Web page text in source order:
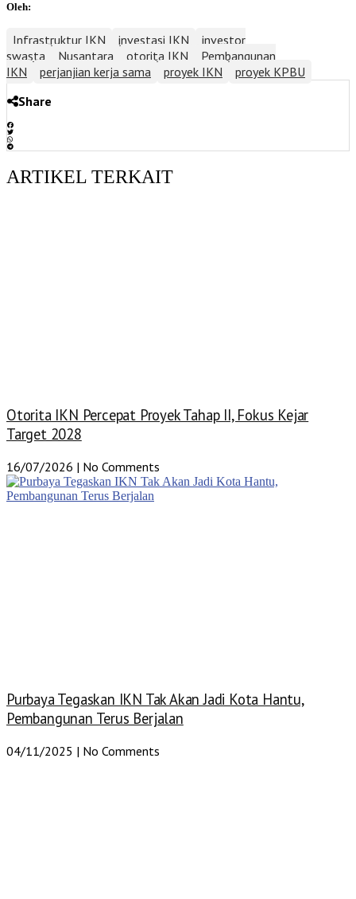
Oleh:
Infrastruktur IKN investasi IKN
investor
swasta
Nusantara otorita IKN
Pembangunan
IKN
perjanjian kerja sama proyek IKN
proyek KPBU
Share
ARTIKEL TERKAIT
Otorita IKN Percepat Proyek Tahap II, Fokus Kejar
Target 2028
16/07/2026 No Comments
Purbaya Tegaskan IKN Tak Akan Jadi Kota Hantu,
Pembangunan Terus Berjalan
04/11/2025 No Comments